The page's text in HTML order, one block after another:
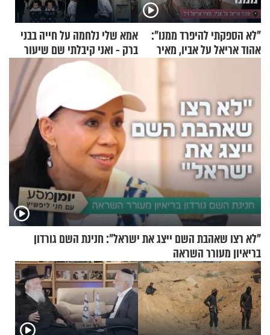
"לא הספקתי להיפרד ממנו":
אהוד אריאל על אביו, מאיר
אמא שלי נלחמה על חייה בבני
ברק - ואני קיבלתי שם שיעור
באהבת חינם
"לא רצו שאהבת השם ייצג את ישראל": חנינת השם גורדון
בריאיון מעורר השראה